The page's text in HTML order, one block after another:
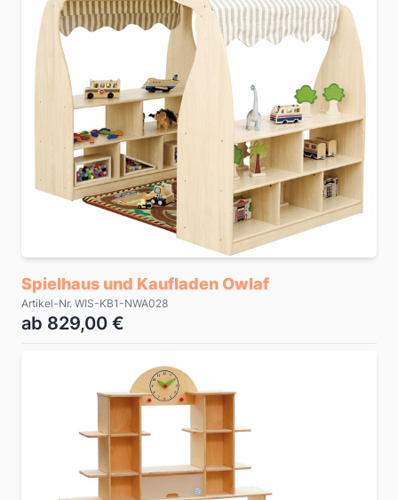
Spielhaus und Kaufladen Owlaf
Artikel-Nr. WIS-KB1-NWA028
ab 829,00 €